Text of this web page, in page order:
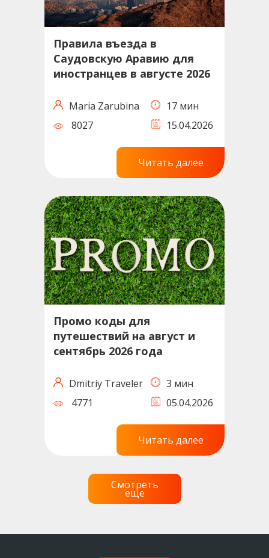
Правила въезда в
Саудовскую Аравию для
иностранцев в августе 2026
Maria Zarubina
17 мин
8027
15.04.2026
Читать далее
Промо коды для
путешествий на август и
сентябрь 2026 года
Dmitriy Traveler
3 мин
4771
05.04.2026
Читать далее
Смотреть
еще